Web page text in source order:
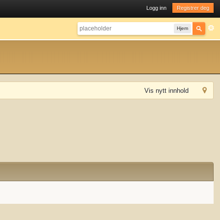
Logg inn Registrer deg
Hjem
Vis nytt innhold